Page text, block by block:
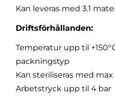
Kan leveras med 3.1
Driftsförhållanden:
Temperatur upp til
packningstyp
Kan steriliseras med max
Arbetstryck upp til 4 bar